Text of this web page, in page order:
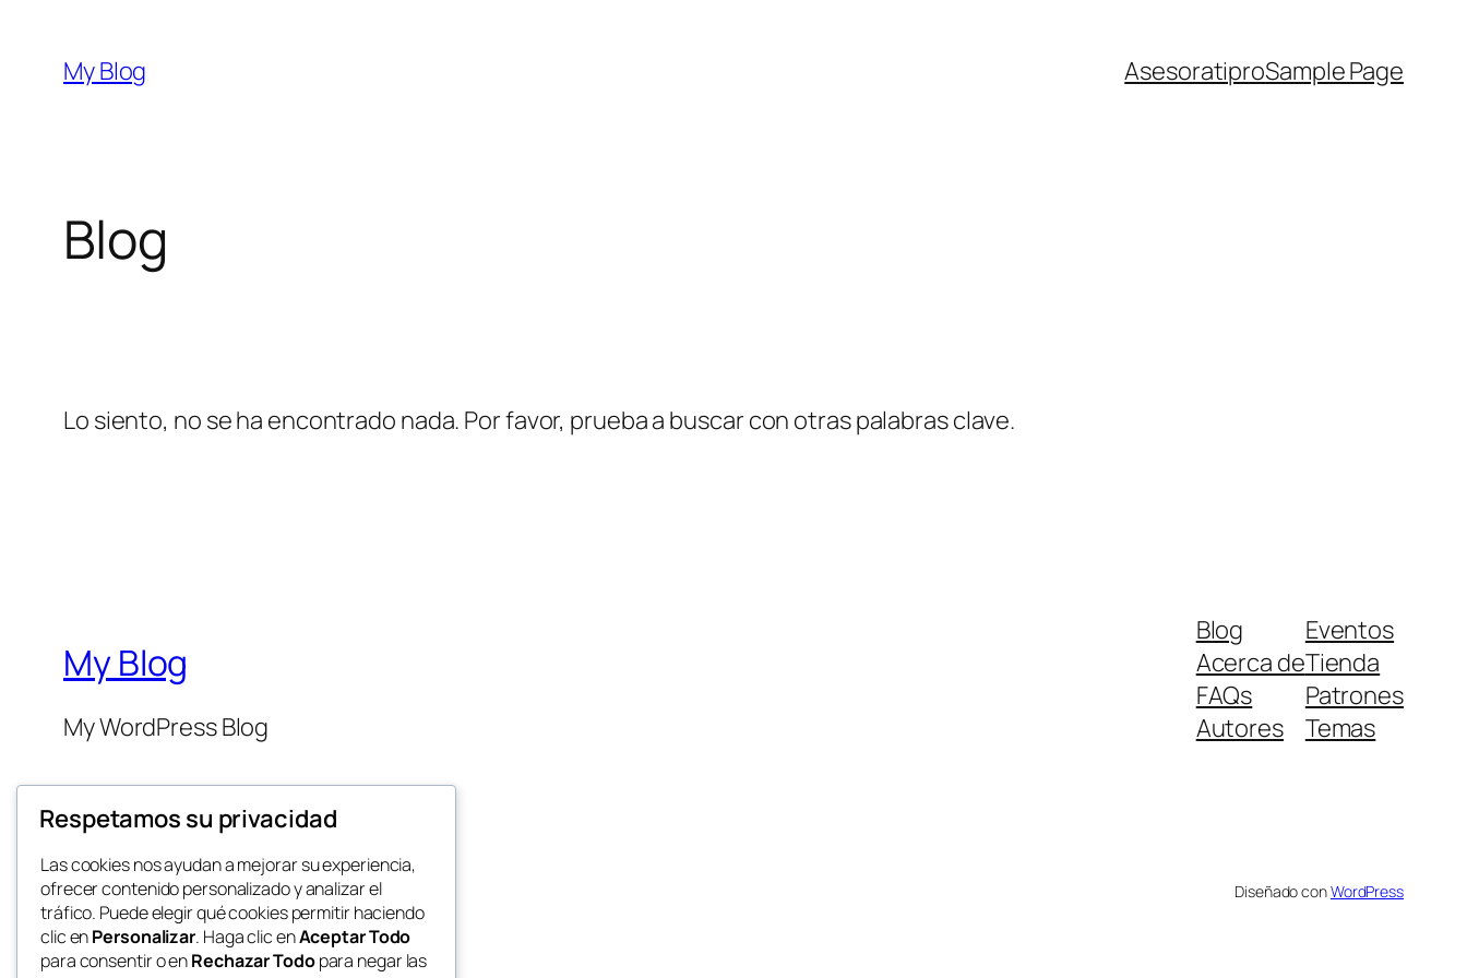
contenido
My Blog AsesoratiproSample Page
Blog
Lo siento, no se ha encontrado nada. Por favor, prueba a buscar con otras palabras clave.
My Blog
My WordPress Blog
Blog
Acerca de
FAQs
Autores
Eventos
Tienda
Patrones
Temas
Twenty Twenty-Five Diseñado conWordPress
Respetamos su privacidad
Las cookies nos ayudan a mejorar su experiencia,
ofrecer contenido personalizado y analizar el
tráfico. Puede elegir qué cookies permitir haciendo
clic enPersonalizar. Haga clic enAceptar Todo
para consentir o enRechazar Todopara negar las